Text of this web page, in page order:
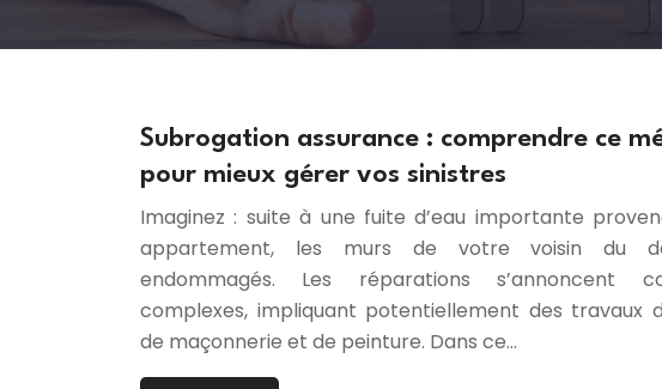
Subrogation assurance : comprendre ce
pour mieux gérer vos sinistres
Imaginez : suite à une fuite d’eau importante
appartement, les murs de votre voisin du
endommagés. Les réparations s’annoncent
complexes, impliquant potentiellement des travaux
de maçonnerie et de peinture. Dans ce…